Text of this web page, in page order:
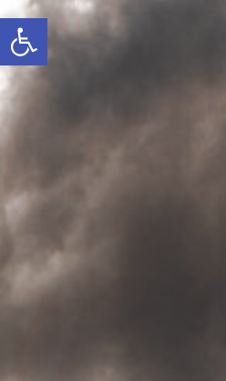
Open toolbar